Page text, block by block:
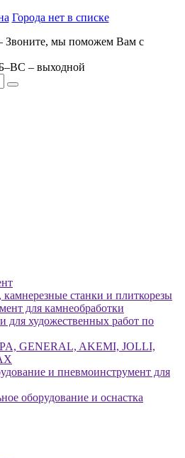
Города нет в списке
мы поможем Вам с
– выходной
камнерезные станки и плиткорезы
для камнеобработки
для художественных работ по
GENERAL, AKEMI, JOLLI,
и пневмоинструмент для
оборудование и оснастка